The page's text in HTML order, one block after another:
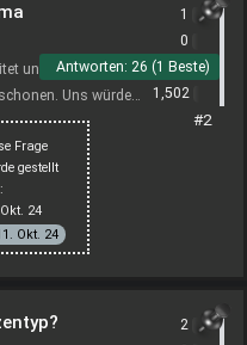
und es geht dabei
Uns würde
denks...
Frage
gestellt
24
Okt. 24
1
0
Antworten: 26 (1 Beste)
1,502
#2
2